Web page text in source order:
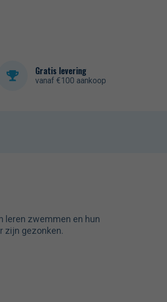
Gratis levering
vanaf €100 aankoop
leren zwemmen en hun
zijn gezonken.